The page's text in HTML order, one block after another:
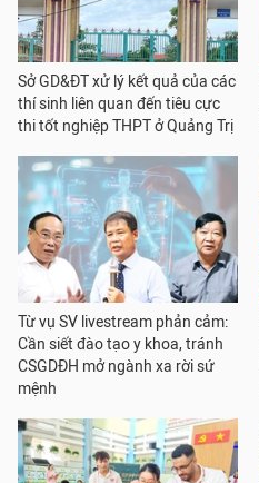
Sở GD&ĐT xử lý kết quả của các
thí sinh liên quan đến tiêu cực
thi tốt nghiệp THPT ở Quảng Trị
Từ vụ SV livestream phản cảm:
Cần siết đào tạo y khoa, tránh
CSGDĐH mở ngành xa rời sứ
mệnh